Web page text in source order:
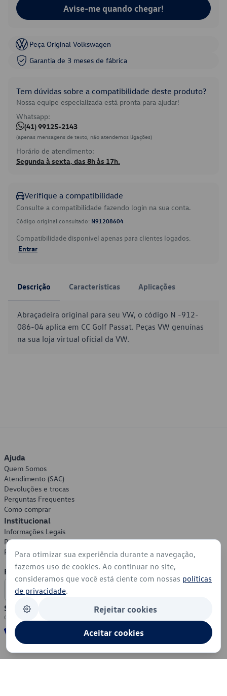
Avise-me quando chegar!
Peça Original Volkswagen
Garantia de 3 meses de fábrica
Tem dúvidas sobre a compatibilidade deste produto?
Nossa equipe especializada está pronta para ajudar!
Whatsapp:
(41) 99125-2143
(apenas mensagens de texto, não atendemos ligações)
Horário de atendimento:
Segunda à sexta, das 8h às 17h.
Verifique a compatibilidade
Consulte a compatibilidade fazendo login na sua conta.
Código original consultado: N91208604
Compatibilidade disponível apenas para clientes logados.
Entrar
Descrição Características Aplicações
Abraçadeira original para seu VW, o código N -912-
086-04 aplica em CC Golf Passat. Peças VW genuínas
na sua loja virtual oficial da VW.
Ajuda
Quem Somos
Atendimento (SAC)
Devoluções e trocas
Perguntas Frequentes
Como comprar
Institucional
Informações Legais
Política de Privacidade
Política de Cookies
Formas de Pagamento
Segurança
Para otimizar sua experiência durante a navegação,
fazemos uso de cookies. Ao continuar no site,
consideramos que você está ciente com nossas políticas
de privacidade.
Rejeitar cookies
Aceitar cookies